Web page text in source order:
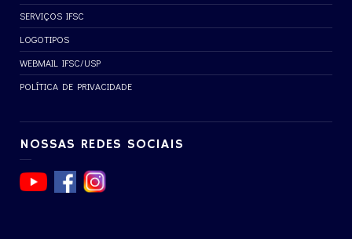
SERVIÇOS IFSC
LOGOTIPOS
WEBMAIL IFSC/USP
POLÍTICA DE PRIVACIDADE
NOSSAS REDES SOCIAIS